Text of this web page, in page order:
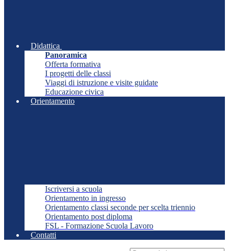
Didattica
Panoramica
Offerta formativa
I progetti delle classi
Viaggi di istruzione e visite guidate
Educazione civica
Orientamento
Iscriversi a scuola
Orientamento in ingresso
Orientamento classi seconde per scelta triennio
Orientamento post diploma
FSL - Formazione Scuola Lavoro
Contatti